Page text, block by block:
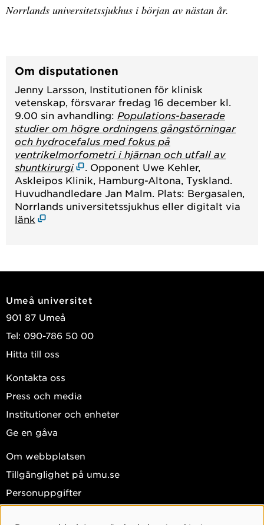
Norrlands universitetssjukhus i början av nästan år.
Om disputationen
Jenny Larsson, Institutionen för klinisk
vetenskap, försvarar fredag 16 december kl.
9.00 sin avhandling: Populations-baserade
studier om högre ordningens gångstörningar
och hydrocefalus med fokus på
ventrikelmorfometri i hjärnan och utfall av
shuntkirurgi
. Opponent Uwe Kehler,
Askleipos Klinik, Hamburg-Altona, Tyskland.
Huvudhandledare Jan Malm. Plats: Bergasalen,
Norrlands universitetssjukhus eller digitalt via
länk
Umeå universitet
901 87 Umeå
Tel: 090-786 50 00
Hitta till oss
Kontakta oss
Press och media
Institutioner och enheter
Ge en gåva
Om webbplatsen
Tillgänglighet på umu.se
Personuppgifter